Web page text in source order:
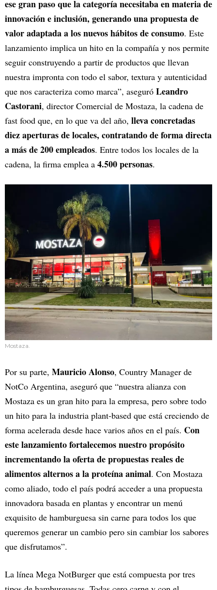
ese gran paso que la categoría necesitaba en materia de
innovación e inclusión, generando una propuesta de
valor adaptada a los nuevos hábitos de consumo. Este
lanzamiento implica un hito en la compañía y nos permite
seguir construyendo a partir de productos que llevan
nuestra impronta con todo el sabor, textura y autenticidad
que nos caracteriza como marca”, aseguró Leandro
Castorani, director Comercial de Mostaza, la cadena de
fast food que, en lo que va del año, lleva concretadas
diez aperturas de locales, contratando de forma directa
a más de 200 empleados. Entre todos los locales de la
cadena, la firma emplea a 4.500 personas.
Mostaza.
Por su parte, Mauricio Alonso, Country Manager de
NotCo Argentina, aseguró que “nuestra alianza con
Mostaza es un gran hito para la empresa, pero sobre todo
un hito para la industria plant-based que está creciendo de
forma acelerada desde hace varios años en el país. Con
este lanzamiento fortalecemos nuestro propósito
incrementando la oferta de propuestas reales de
alimentos alternos a la proteína animal. Con Mostaza
como aliado, todo el país podrá acceder a una propuesta
innovadora basada en plantas y encontrar un menú
exquisito de hamburguesa sin carne para todos los que
queremos generar un cambio pero sin cambiar los sabores
que disfrutamos”.
La línea Mega NotBurger que está compuesta por tres